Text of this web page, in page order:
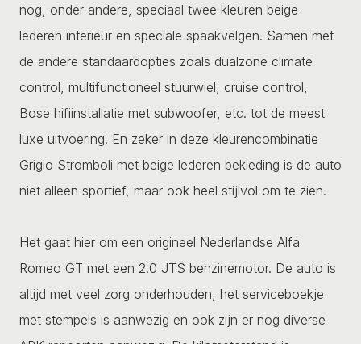
nog, onder andere, speciaal twee kleuren beige
lederen interieur en speciale spaakvelgen. Samen met
de andere standaardopties zoals dualzone climate
control, multifunctioneel stuurwiel, cruise control,
Bose hifiinstallatie met subwoofer, etc. tot de meest
luxe uitvoering. En zeker in deze kleurencombinatie
Grigio Stromboli met beige lederen bekleding is de auto
niet alleen sportief, maar ook heel stijlvol om te zien.
Het gaat hier om een origineel Nederlandse Alfa
Romeo GT met een 2.0 JTS benzinemotor. De auto is
altijd met veel zorg onderhouden, het serviceboekje
met stempels is aanwezig en ook zijn er nog diverse